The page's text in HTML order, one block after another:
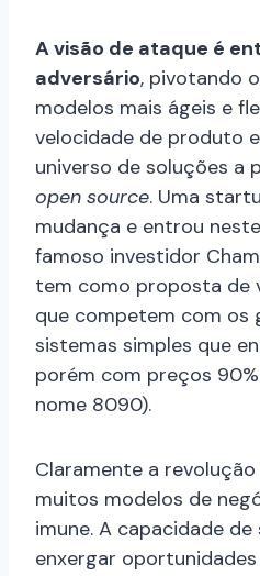
A visão de ataque é
adversário, pivotando
modelos mais ágeis e
velocidade de produto
universo de soluções a
open source. Uma
mudança e entrou
famoso investidor
tem como proposta de
que competem com os
sistemas simples que
porém com preços
nome 8090).
Claramente a
muitos modelos de
imune. A capacidade
enxergar